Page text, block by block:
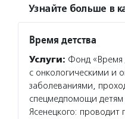
Узнайте больше в
Время детства
Услуги: Фонд «Время
с онкологическими и
заболеваниями,
спецмедпомощи
Ясенецкого: проводит